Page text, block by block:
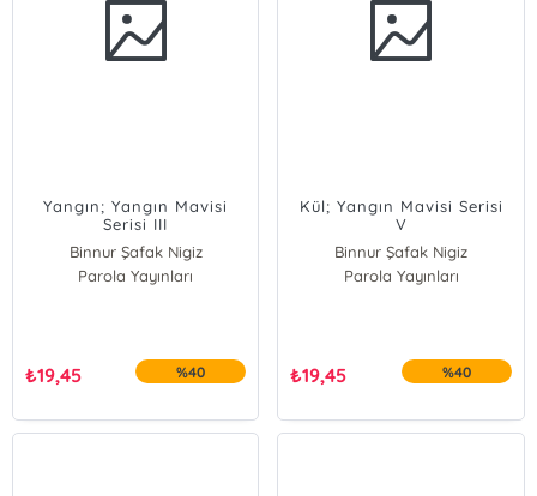
Yangın; Yangın Mavisi
Serisi III
Binnur Şafak Nigiz
Parola Yayınları
₺19,45 %40
Kül; Yangın Mavisi Serisi
V
Binnur Şafak Nigiz
Parola Yayınları
₺19,45 %40